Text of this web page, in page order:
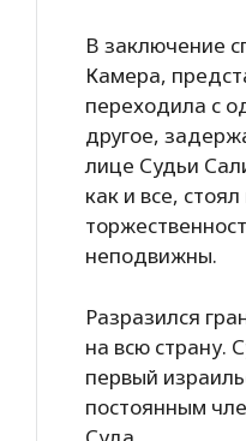
В заключение
Камера,
переходила с
другое,
лице Судьи
как и все,
неподвижны.
Разразился
на всю страну.
первый
постоянным